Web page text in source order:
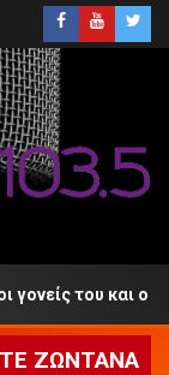
του και ο
ΖΩΝΤΑΝΆ